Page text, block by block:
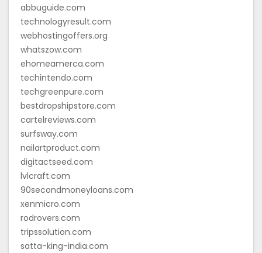
abbuguide.com
technologyresult.com
webhostingoffers.org
whatszow.com
ehomeamerca.com
techintendo.com
techgreenpure.com
bestdropshipstore.com
cartelreviews.com
surfsway.com
nailartproduct.com
digitactseed.com
lvlcraft.com
90secondmoneyloans.com
xenmicro.com
rodrovers.com
tripssolution.com
satta-king-india.com